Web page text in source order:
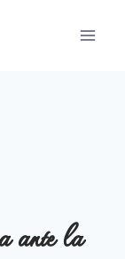
ante la